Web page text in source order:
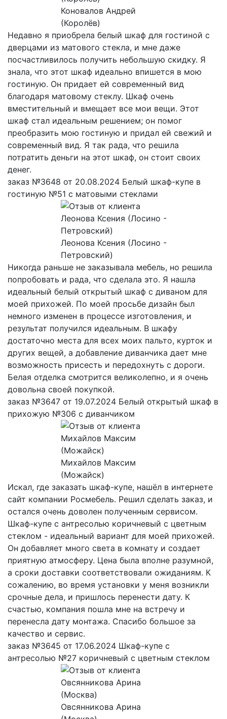
Коновалов Андрей
(Королёв)
Недавно я приобрела белый шкаф для гостиной с
дверцами из матового стекла, и мне даже
посчастливилось получить небольшую скидку. Я
знала, что этот шкаф идеально впишется в мою
гостиную. Он придает ей современный вид
благодаря матовому стеклу. Шкаф очень
вместительный и вмещает все мои вещи. Этот
шкаф стал идеальным решением; он помог
преобразить мою гостиную и придал ей свежий и
современный вид. Я так рада, что решила
потратить деньги на этот шкаф, он стоит своих
денег.
заказ №3648 от 20.08.2024 Белый шкаф-купе в
гостиную №51 с матовыми стеклами
Леонова Ксения (Лосино -
Петровский)
Никогда раньше не заказывала мебель, но решила
попробовать и рада, что сделала это. Я нашла
идеальный белый открытый шкаф с диваном для
моей прихожей. По моей просьбе дизайн был
немного изменен в процессе изготовления, и
результат получился идеальным. В шкафу
достаточно места для всех моих пальто, курток и
других вещей, а добавление диванчика дает мне
возможность присесть и передохнуть с дороги.
Белая отделка смотрится великолепно, и я очень
довольна своей покупкой.
заказ №3647 от 19.07.2024 Белый открытый шкаф в
прихожую №306 с диванчиком
Михайлов Максим
(Можайск)
Искал, где заказать шкаф-купе, нашёл в интернете
сайт компании Росмебель. Решил сделать заказ, и
остался очень доволен полученным сервисом.
Шкаф-купе с антресолью коричневый с цветным
стеклом - идеальный вариант для моей прихожей.
Он добавляет много света в комнату и создает
приятную атмосферу. Цена была вполне разумной,
а сроки доставки соответствовали ожиданиям. К
сожалению, во время установки у меня возникли
срочные дела, и пришлось перенести дату. К
счастью, компания пошла мне на встречу и
перенесла дату монтажа. Спасибо большое за
качество и сервис.
заказ №3645 от 17.06.2024 Шкаф-купе с
антресолью №27 коричневый с цветным стеклом
Овсянникова Арина